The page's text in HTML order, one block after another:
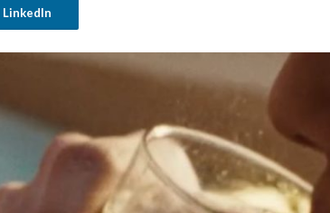
LinkedIn